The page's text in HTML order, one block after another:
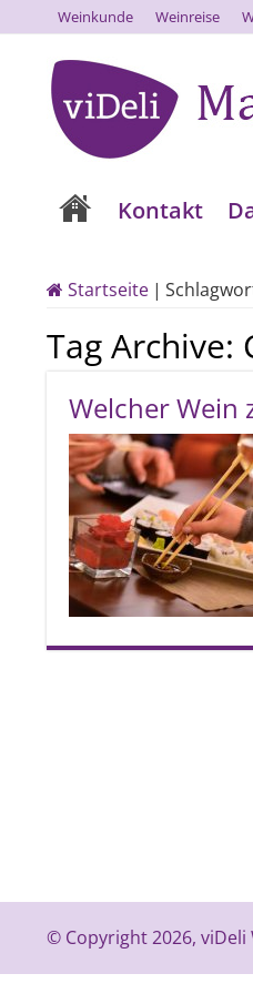
Weinkunde Weinreise
Kontakt
Startseite |
Tag Archive:
Welcher Wein
© Copyright 2026, viDeli